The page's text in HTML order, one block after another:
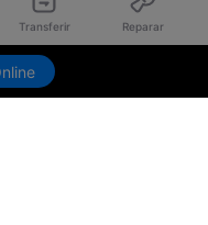
Transferir Reparar